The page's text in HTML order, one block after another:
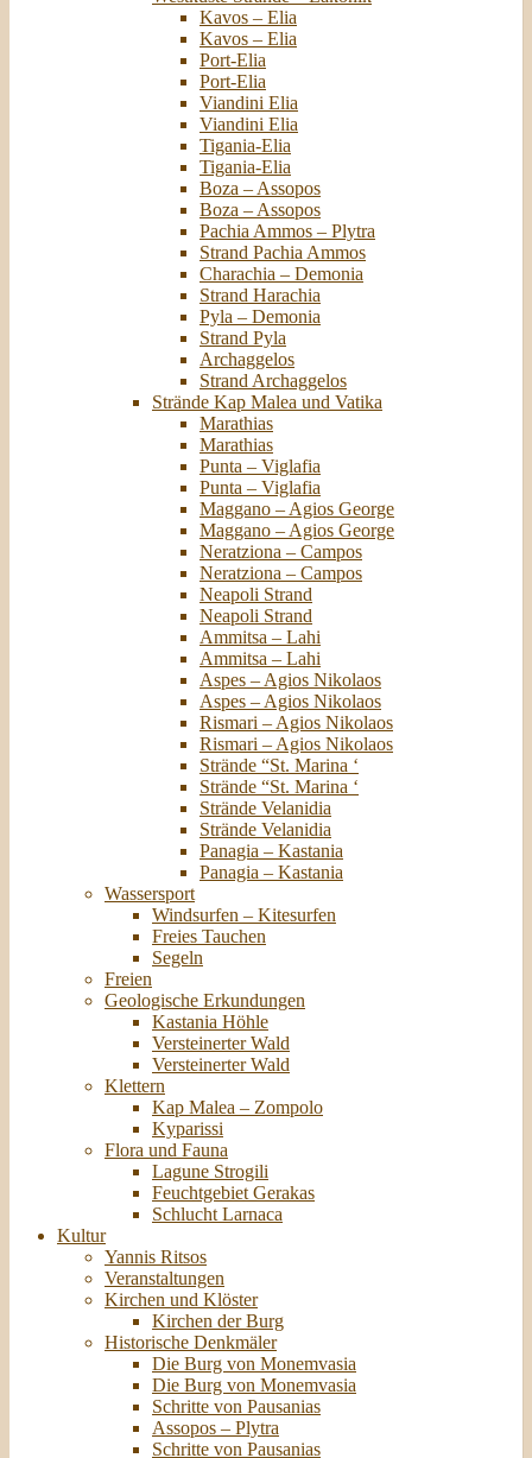
Kavos – Elia
Kavos – Elia
Port-Elia
Port-Elia
Viandini Elia
Viandini Elia
Tigania-Elia
Tigania-Elia
Boza – Assopos
Boza – Assopos
Pachia Ammos – Plytra
Strand Pachia Ammos
Charachia – Demonia
Strand Harachia
Pyla – Demonia
Strand Pyla
Archaggelos
Strand Archaggelos
Strände Kap Malea und Vatika
Marathias
Marathias
Punta – Viglafia
Punta – Viglafia
Maggano – Agios George
Maggano – Agios George
Neratziona – Campos
Neratziona – Campos
Neapoli Strand
Neapoli Strand
Ammitsa – Lahi
Ammitsa – Lahi
Aspes – Agios Nikolaos
Aspes – Agios Nikolaos
Rismari – Agios Nikolaos
Rismari – Agios Nikolaos
Strände “St. Marina ‘
Strände “St. Marina ‘
Strände Velanidia
Strände Velanidia
Panagia – Kastania
Panagia – Kastania
Wassersport
Windsurfen – Kitesurfen
Freies Tauchen
Segeln
Freien
Geologische Erkundungen
Kastania Höhle
Versteinerter Wald
Versteinerter Wald
Klettern
Kap Malea – Zompolo
Kyparissi
Flora und Fauna
Lagune Strogili
Feuchtgebiet Gerakas
Schlucht Larnaca
Kultur
Yannis Ritsos
Veranstaltungen
Kirchen und Klöster
Kirchen der Burg
Historische Denkmäler
Die Burg von Monemvasia
Die Burg von Monemvasia
Schritte von Pausanias
Assopos – Plytra
Schritte von Pausanias